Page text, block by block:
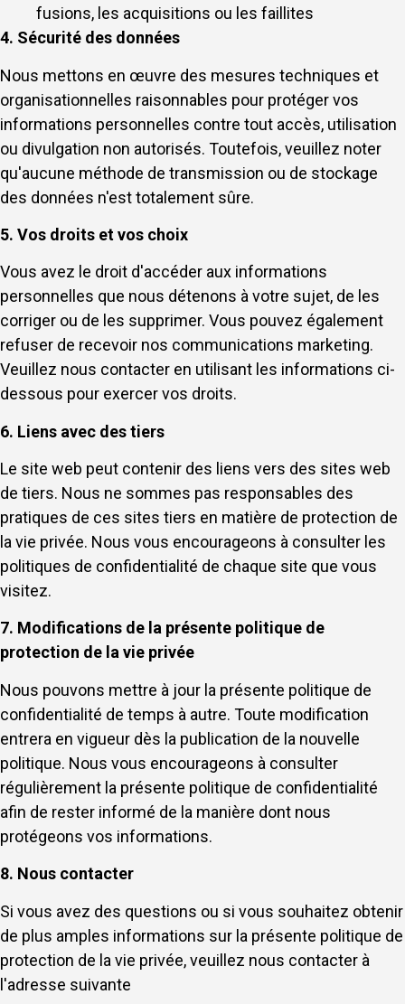
fusions, les acquisitions ou les faillites
4. Sécurité des données
Nous mettons en œuvre des mesures techniques et
organisationnelles raisonnables pour protéger vos
informations personnelles contre tout accès, utilisation
ou divulgation non autorisés. Toutefois, veuillez noter
qu'aucune méthode de transmission ou de stockage
des données n'est totalement sûre.
5. Vos droits et vos choix
Vous avez le droit d'accéder aux informations
personnelles que nous détenons à votre sujet, de les
corriger ou de les supprimer. Vous pouvez également
refuser de recevoir nos communications marketing.
Veuillez nous contacter en utilisant les informations ci-
dessous pour exercer vos droits.
6. Liens avec des tiers
Le site web peut contenir des liens vers des sites web
de tiers. Nous ne sommes pas responsables des
pratiques de ces sites tiers en matière de protection de
la vie privée. Nous vous encourageons à consulter les
politiques de confidentialité de chaque site que vous
visitez.
7. Modifications de la présente politique de
protection de la vie privée
Nous pouvons mettre à jour la présente politique de
confidentialité de temps à autre. Toute modification
entrera en vigueur dès la publication de la nouvelle
politique. Nous vous encourageons à consulter
régulièrement la présente politique de confidentialité
afin de rester informé de la manière dont nous
protégeons vos informations.
8. Nous contacter
Si vous avez des questions ou si vous souhaitez obtenir
de plus amples informations sur la présente politique de
protection de la vie privée, veuillez nous contacter à
l'adresse suivante